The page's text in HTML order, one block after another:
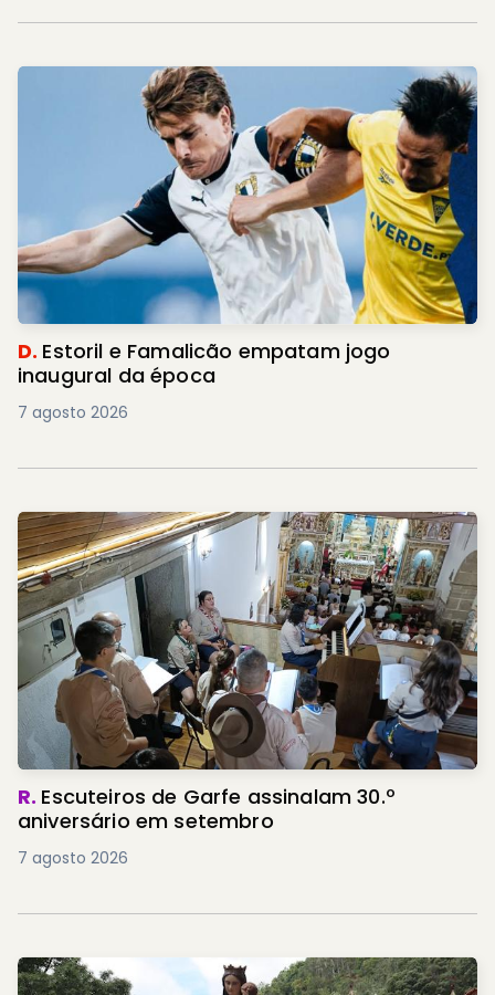
D. Estoril e Famalicão empatam jogo
inaugural da época
7 agosto 2026
R. Escuteiros de Garfe assinalam 30.º
aniversário em setembro
7 agosto 2026